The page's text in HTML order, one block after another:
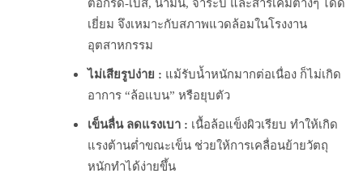
ต่อกรด-เบส, น้ำมัน, จาระบี และสารเคมีต่างๆ ได้ดี
เยี่ยม จึงเหมาะกับสภาพแวดล้อมในโรงงาน
อุตสาหกรรม
ไม่เสียรูปง่าย : แม้รับน้ำหนักมากต่อเนื่อง ก็ไม่เกิด
อาการ “ล้อแบน” หรือยุบตัว
เข็นลื่น ลดแรงเบา : เนื้อล้อแข็งผิวเรียบ ทำให้เกิด
แรงต้านต่ำขณะเข็น ช่วยให้การเคลื่อนย้ายวัตถุ
หนักทำได้ง่ายขึ้น